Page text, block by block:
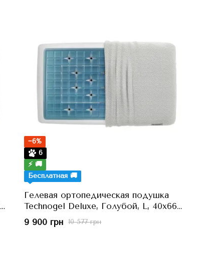
−6%
6
⚡ 🚚
Бесплатная 🚚
Гелевая ортопедическая подушка
Technogel Deluxe, Голубой, L, 40x66
см, h=14 см10 577 грн
9 900 грн